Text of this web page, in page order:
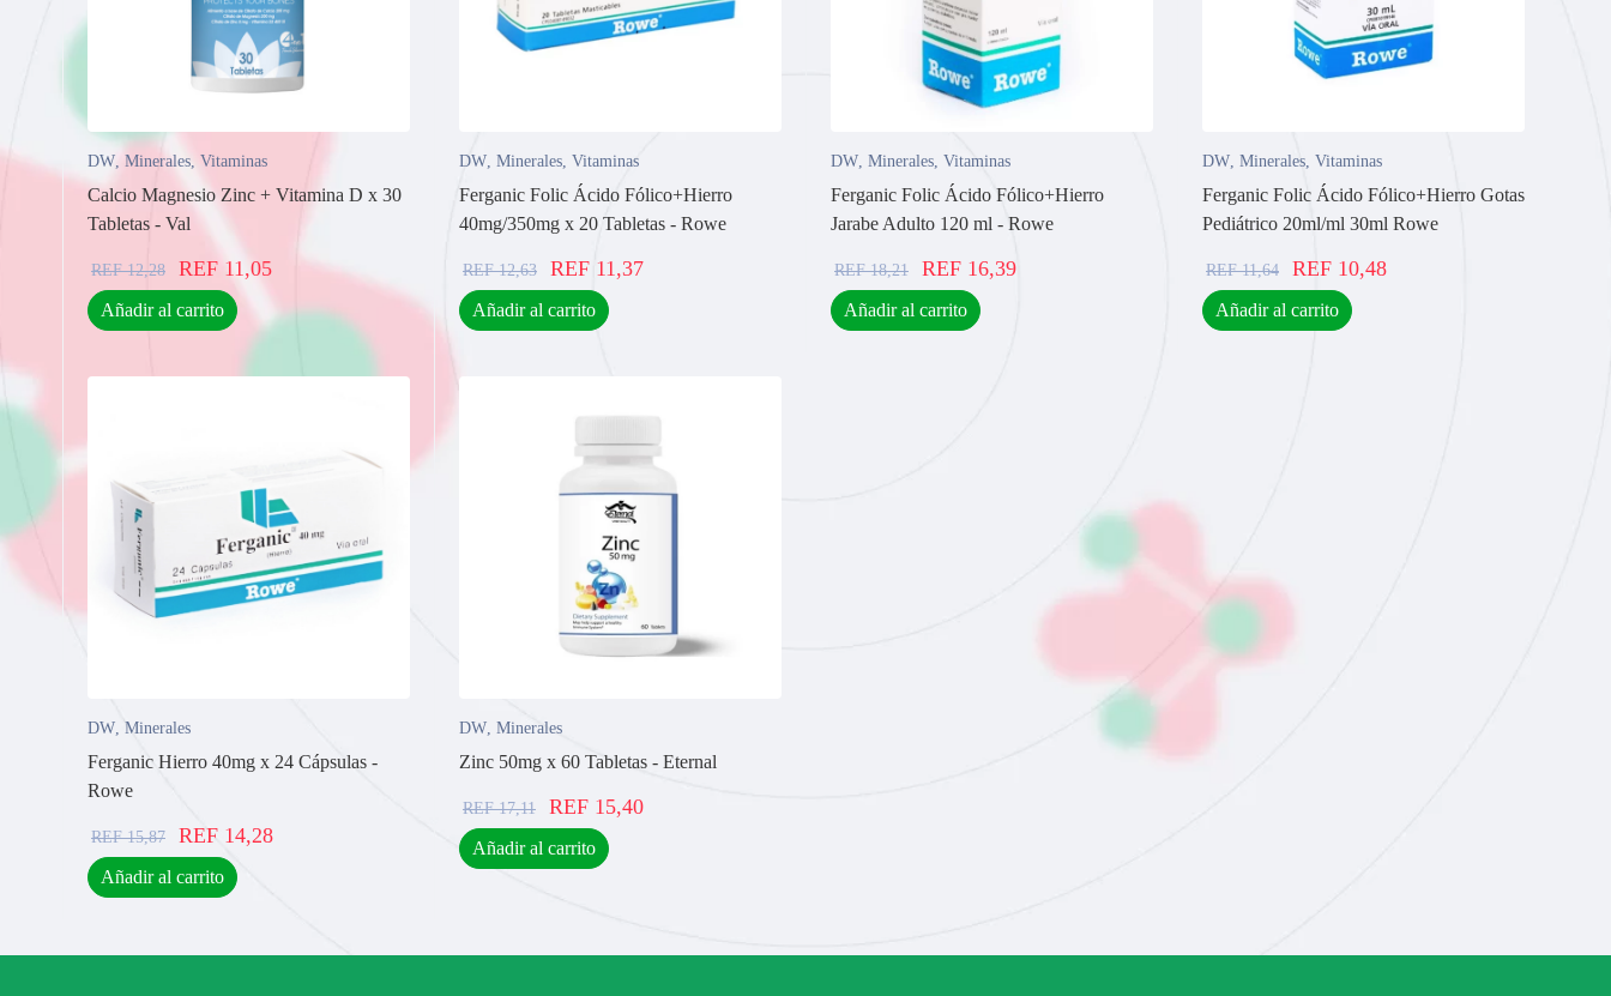
DW, Minerales, Vitaminas
Calcio Magnesio Zinc + Vitamina D x 30
Tabletas - Val
REF12,28 REF 11,05
Añadir al carrito
DW, Minerales, Vitaminas
Ferganic Folic Ácido Fólico+Hierro
40mg/350mg x 20 Tabletas - Rowe
REF12,63 REF 11,37
Añadir al carrito
DW, Minerales, Vitaminas
Ferganic Folic Ácido Fólico+Hierro
Jarabe Adulto 120 ml - Rowe
REF18,21 REF 16,39
Añadir al carrito
DW, Minerales, Vitaminas
Ferganic Folic Ácido Fólico+Hierro Gotas
Pediátrico 20ml/ml 30ml Rowe
REF11,64 REF 10,48
Añadir al carrito
DW, Minerales
Ferganic Hierro 40mg x 24 Cápsulas -
Rowe
REF15,87 REF 14,28
Añadir al carrito
DW, Minerales
Zinc 50mg x 60 Tabletas - Eternal
REF17,11 REF 15,40
Añadir al carrito